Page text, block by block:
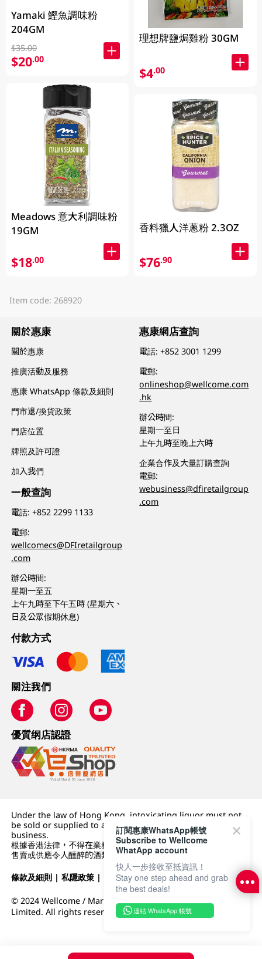
Yamaki 鰹魚調味粉
204GM
$35.00
$20.00
Meadows 意大利調味粉
19GM
$18.00
理想牌鹽焗雞粉 30GM
$4.00
香料獵人洋蔥粉 2.3OZ
$76.90
Item code: 268920
關於惠康
關於惠康
推廣活動及服務
惠康 WhatsApp 條款及細則
門市退/換貨政策
門店位置
牌照及許可證
加入我們
一般查詢
電話:+852 2299 1133
電郵:
wellcomecs@DFIretailgroup
.com
辦公時間:
星期一至五
上午九時至下午五時 (星期六、
日及公眾假期休息)
惠康網店查詢
電話:+852 3001 1299
電郵:
onlineshop@wellcome.com
.hk
辦公時間:
星期一至日
上午九時至晚上六時
企業合作及大量訂購查詢
電郵:
webusiness@dfiretailgroup
.com
付款方式
關注我們
優質纲店認證
Under the law of Hong Kong, intoxicating liquor must not
be sold or supplied to a minor (under 18) in the course of
business.
根據香港法律，不得在業務過程中，向未成年人 (18 歲以下人士)
售賣或供應令人醺醉的酒類。
條款及細則 |私隱政策 | DFI零售集團
© 2024 Wellcome / Market Place. The Dairy Farm Company
Limited. All rights reserved.
訂閱惠康WhatsApp帳號
Subscribe to Wellcome
WhatApp account
快人一步接收至抵資訊！
Stay one step ahead and grab
the best deals!
連結 WhatsApp 帳號